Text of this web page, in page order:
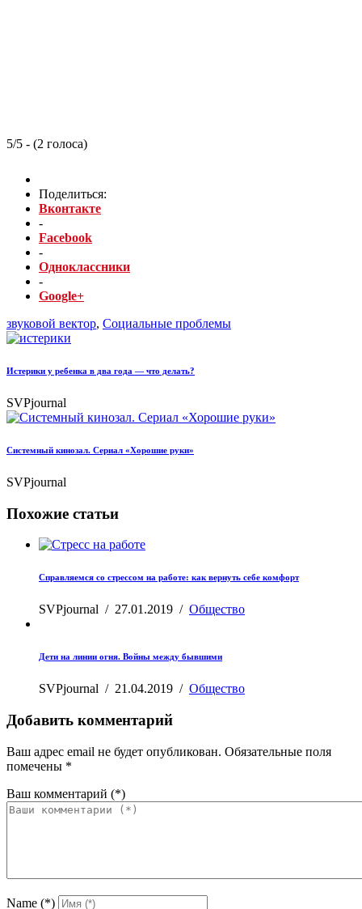
5/5 - (2 голоса)
Поделиться:
Вконтакте
-
Facebook
-
Одноклассники
-
Google+
звуковой вектор, Социальные проблемы
Истерики у ребенка в два года — что делать?
SVPjournal
Системный кинозал. Сериал «Хорошие руки»
SVPjournal
Похожие статьи
Справляемся со стрессом на работе: как вернуть себе комфорт
SVPjournal / 27.01.2019 / Общество
Дети на линии огня. Войны между бывшими
SVPjournal / 21.04.2019 / Общество
Добавить комментарий
Ваш адрес email не будет опубликован. Обязательные поля
помечены *
Ваш комментарий (*)
Name (*)